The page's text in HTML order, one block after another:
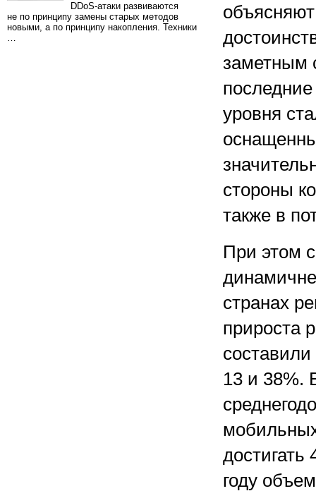
DDoS-атаки развиваются
не по принципу замены старых методов
новыми, а по принципу накопления. Техники
…
заметным
последние
уровня
стороны
также в
При этом
странах
прироста
составили
13 и 38%.
году